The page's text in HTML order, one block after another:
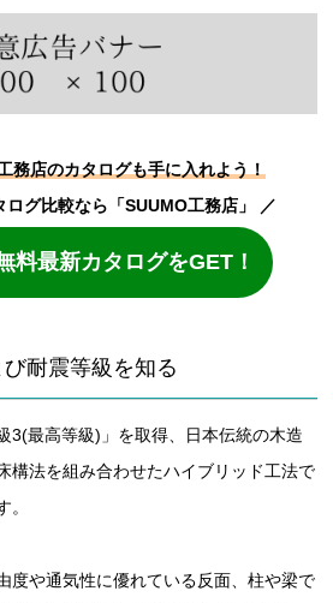
務店のカタログも手に入れよう！
ログ比較なら「SUUMO工務店」 ／
料最新カタログをGET！
耐震等級を知る
3(最高等級)」を取得、日本伝統の木造
構法を組み合わせたハイブリッド工法で
。
度や通気性に優れている反面、柱や梁で